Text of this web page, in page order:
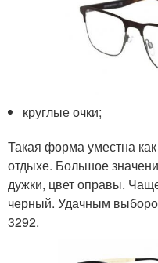
круглые очки;
Такая форма уместна
отдыхе. Большое
дужки, цвет оправы.
черный. Удачным
3292.